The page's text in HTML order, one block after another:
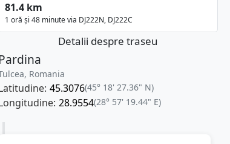
81.4 km
1 oră și 48 minute via DJ222N, DJ222C
Detalii despre traseu
Romania
45.3076(45° 18' 27.36" N)
28.9554(28° 57' 19.44" E)